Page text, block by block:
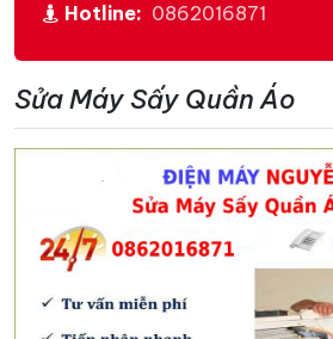
Hotline: 0862016871
Sửa Máy Sấy Quần Áo